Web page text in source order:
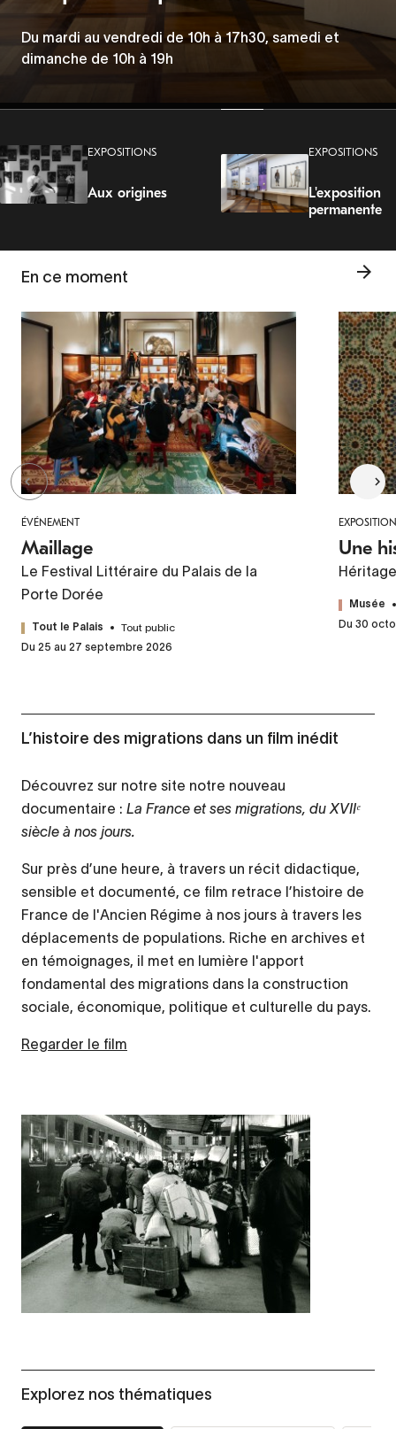
les discriminations
Du 5 juin au 23 août 2026
Du mardi au vendredi de 10h à 17h30, samedi et
dimanche de 10h à 19h
Les Mercredis de la Porte Dorée
Tous les mercredis à 19h.
EXPOSITIONS
Aux origines
EXPOSITIONS
L'exposition
permanente
En ce moment
ÉVÉNEMENT
Maillage
Le Festival Littéraire du Palais de la
Porte Dorée
Tout le Palais
Tout public
Du 25 au 27 septembre 2026
Une
Musée
Du 30
L’histoire des migrations dans un film inédit
Découvrez sur notre site notre nouveau
documentaire : La France et ses migrations, du XVIIᵉ
siècle à nos jours.
Sur près d’une heure, à travers un récit didactique,
sensible et documenté, ce film retrace l’histoire de
France de l'Ancien Régime à nos jours à travers les
déplacements de populations. Riche en archives et
en témoignages, il met en lumière l'apport
fondamental des migrations dans la construction
sociale, économique, politique et culturelle du pays.
Regarder le film
Explorez nos thématiques